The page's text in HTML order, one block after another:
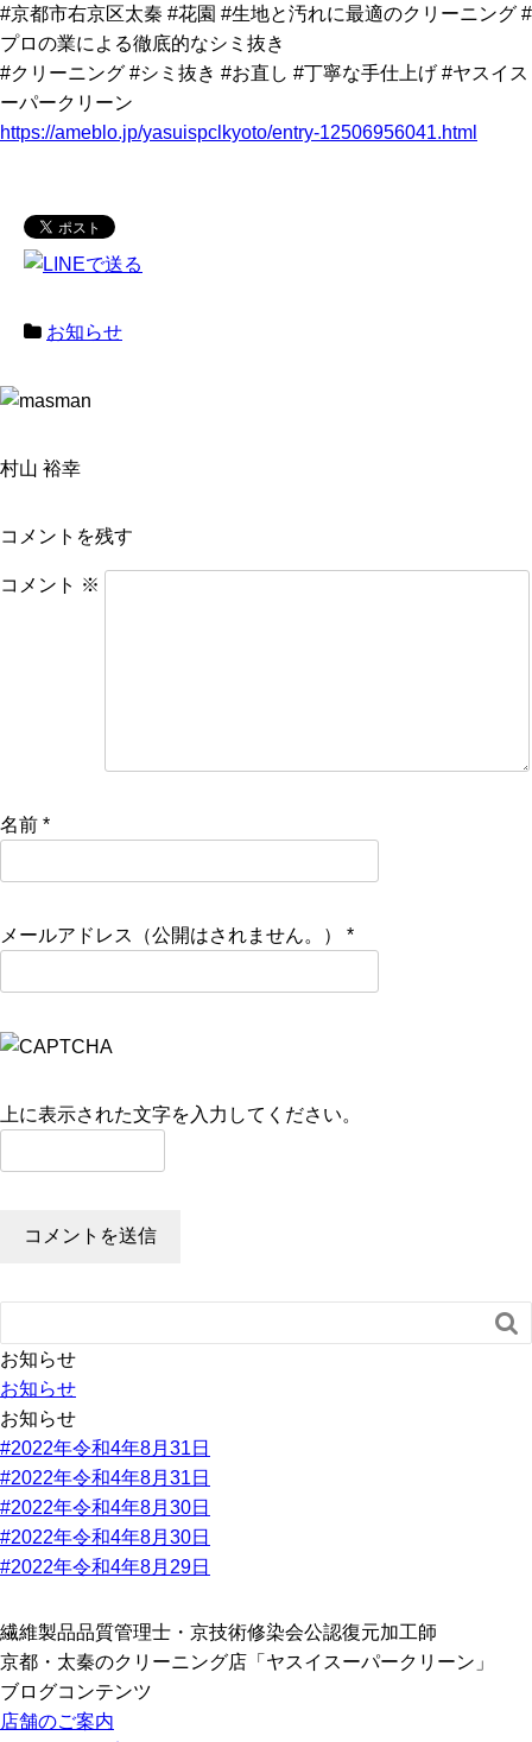
#京都市右京区太秦 #花園 #生地と汚れに最適のクリーニング #
プロの業による徹底的なシミ抜き
#クリーニング #シミ抜き #お直し #丁寧な手仕上げ #ヤスイス
ーパークリーン
https://ameblo.jp/yasuispclkyoto/entry-12506956041.html
お知らせ
村山 裕幸
コメントを残す
コメント ※
名前 *
メールアドレス（公開はされません。） *
上に表示された文字を入力してください。

お知らせ
お知らせ
お知らせ
#2022年令和4年8月31日
#2022年令和4年8月31日
#2022年令和4年8月30日
#2022年令和4年8月30日
#2022年令和4年8月29日
繊維製品品質管理士・京技術修染会公認復元加工師
京都・太秦のクリーニング店「ヤスイスーパークリーン」
ブログコンテンツ
店舗のご案内